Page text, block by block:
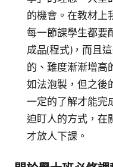
的機會。在教材上
每一節課學生都要
成品(程式)，而且
的、難度漸漸增高
如法泡製，但之後
一定的了解才能完
迫盯人的方式，在
才放人下課。